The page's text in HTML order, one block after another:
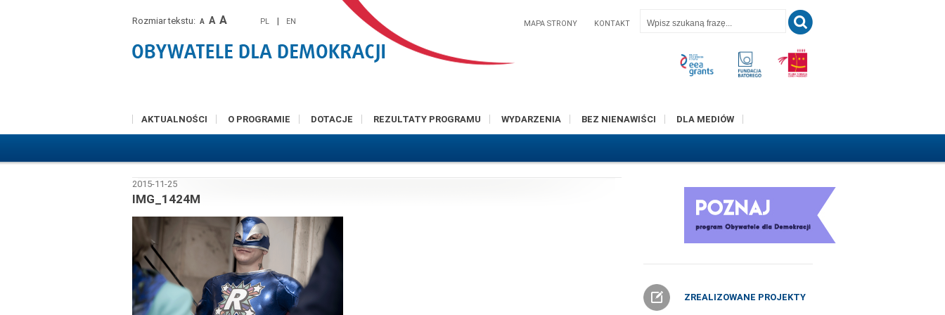
Rozmiar tekstu: A A A PL | EN MAPA STRONY KONTAKT
AKTUALNOŚCI O PROGRAMIE DOTACJE REZULTATY PROGRAMU WYDARZENIA BEZ NIENAWIŚCI DLA MEDIÓW
2015-11-25
IMG_1424M
ZREALIZOWANE PROJEKTY